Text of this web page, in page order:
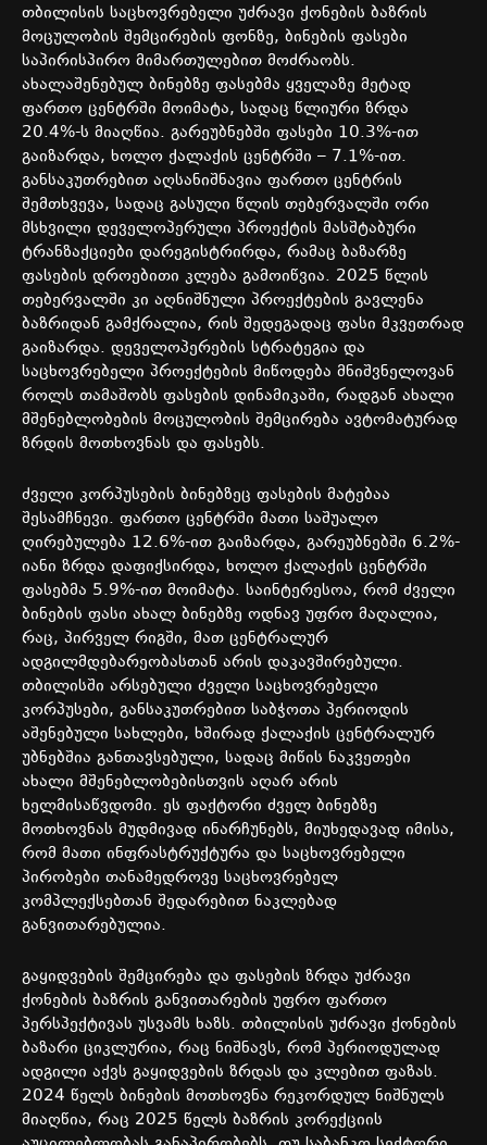
თბილისის საცხოვრებელი უძრავი ქონების ბაზრის
მოცულობის შემცირების ფონზე, ბინების ფასები
საპირისპირო მიმართულებით მოძრაობს.
ახალაშენებულ ბინებზე ფასებმა ყველაზე მეტად
ფართო ცენტრში მოიმატა, სადაც წლიური ზრდა
20.4%-ს მიაღწია. გარეუბნებში ფასები 10.3%-ით
გაიზარდა, ხოლო ქალაქის ცენტრში – 7.1%-ით.
განსაკუთრებით აღსანიშნავია ფართო ცენტრის
შემთხვევა, სადაც გასული წლის თებერვალში ორი
მსხვილი დეველოპერული პროექტის მასშტაბური
ტრანზაქციები დარეგისტრირდა, რამაც ბაზარზე
ფასების დროებითი კლება გამოიწვია. 2025 წლის
თებერვალში კი აღნიშნული პროექტების გავლენა
ბაზრიდან გამქრალია, რის შედეგადაც ფასი მკვეთრად
გაიზარდა. დეველოპერების სტრატეგია და
საცხოვრებელი პროექტების მიწოდება მნიშვნელოვან
როლს თამაშობს ფასების დინამიკაში, რადგან ახალი
მშენებლობების მოცულობის შემცირება ავტომატურად
ზრდის მოთხოვნას და ფასებს.
ძველი კორპუსების ბინებზეც ფასების მატებაა
შესამჩნევი. ფართო ცენტრში მათი საშუალო
ღირებულება 12.6%-ით გაიზარდა, გარეუბნებში 6.2%-
იანი ზრდა დაფიქსირდა, ხოლო ქალაქის ცენტრში
ფასებმა 5.9%-ით მოიმატა. საინტერესოა, რომ ძველი
ბინების ფასი ახალ ბინებზე ოდნავ უფრო მაღალია,
რაც, პირველ რიგში, მათ ცენტრალურ
ადგილმდებარეობასთან არის დაკავშირებული.
თბილისში არსებული ძველი საცხოვრებელი
კორპუსები, განსაკუთრებით საბჭოთა პერიოდის
აშენებული სახლები, ხშირად ქალაქის ცენტრალურ
უბნებშია განთავსებული, სადაც მიწის ნაკვეთები
ახალი მშენებლობებისთვის აღარ არის
ხელმისაწვდომი. ეს ფაქტორი ძველ ბინებზე
მოთხოვნას მუდმივად ინარჩუნებს, მიუხედავად იმისა,
რომ მათი ინფრასტრუქტურა და საცხოვრებელი
პირობები თანამედროვე საცხოვრებელ
კომპლექსებთან შედარებით ნაკლებად
განვითარებულია.
გაყიდვების შემცირება და ფასების ზრდა უძრავი
ქონების ბაზრის განვითარების უფრო ფართო
პერსპექტივას უსვამს ხაზს. თბილისის უძრავი ქონების
ბაზარი ციკლურია, რაც ნიშნავს, რომ პერიოდულად
ადგილი აქვს გაყიდვების ზრდას და კლებით ფაზას.
2024 წელს ბინების მოთხოვნა რეკორდულ ნიშნულს
მიაღწია, რაც 2025 წელს ბაზრის კორექციის